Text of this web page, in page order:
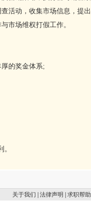
活动，收集市场信息，提
市场维权打假工作。
的奖金体系;
关于我们 法律声明 求职帮助